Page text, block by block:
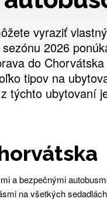
vyraziť
2026
do
tipov na
týchto ubytovaní
a bezpečnými
na všetkých